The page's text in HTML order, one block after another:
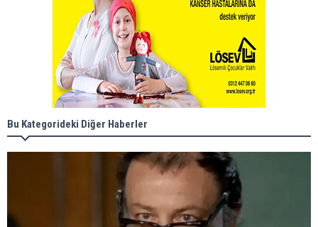
Bu Kategorideki Diğer Haberler